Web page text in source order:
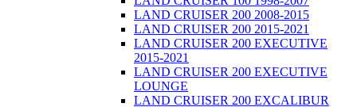
LAND CRUISER 200 2008-2015
LAND CRUISER 200 2015-2021
LAND CRUISER 200 EXECUTIVE
2015-2021
LAND CRUISER 200 EXECUTIVE
LOUNGE
LAND CRUISER 200 EXCALIBUR